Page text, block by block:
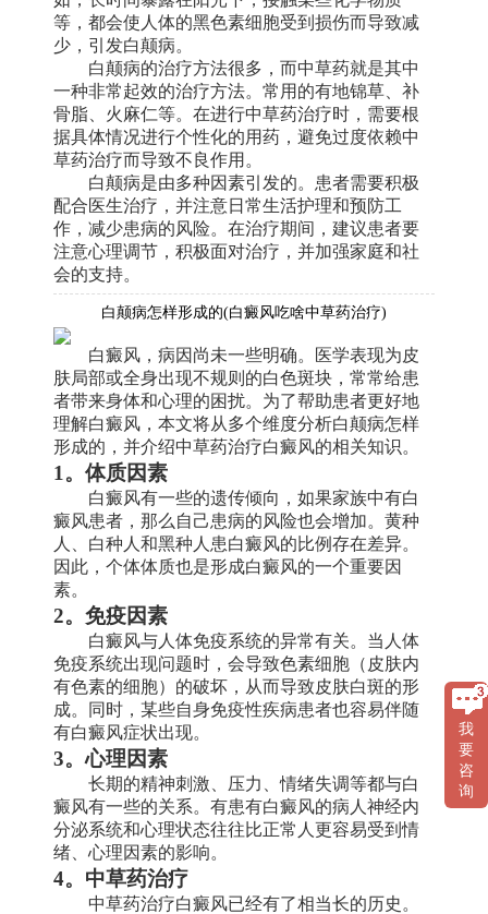
等，都会使人体的黑色素细胞受到损伤而导致减
少，引发白颠病。
白颠病的治疗方法很多，而中草药就是其中
一种非常起效的治疗方法。常用的有地锦草、补
骨脂、火麻仁等。在进行中草药治疗时，需要根
据具体情况进行个性化的用药，避免过度依赖中
草药治疗而导致不良作用。
白颠病是由多种因素引发的。患者需要积极
配合医生治疗，并注意日常生活护理和预防工
作，减少患病的风险。在治疗期间，建议患者要
注意心理调节，积极面对治疗，并加强家庭和社
会的支持。
白颠病怎样形成的(白癜风吃啥中草药治疗)
白癜风，病因尚未一些明确。医学表现为皮
肤局部或全身出现不规则的白色斑块，常常给患
者带来身体和心理的困扰。为了帮助患者更好地
理解白癜风，本文将从多个维度分析白颠病怎样
形成的，并介绍中草药治疗白癜风的相关知识。
1。体质因素
白癜风有一些的遗传倾向，如果家族中有白
癜风患者，那么自己患病的风险也会增加。黄种
人、白种人和黑种人患白癜风的比例存在差异。
因此，个体体质也是形成白癜风的一个重要因
素。
2。免疫因素
白癜风与人体免疫系统的异常有关。当人体
免疫系统出现问题时，会导致色素细胞（皮肤内
有色素的细胞）的破坏，从而导致皮肤白斑的形
成。同时，某些自身免疫性疾病患者也容易伴随
有白癜风症状出现。
3。心理因素
长期的精神刺激、压力、情绪失调等都与白
癜风有一些的关系。有患有白癜风的病人神经内
分泌系统和心理状态往往比正常人更容易受到情
绪、心理因素的影响。
4。中草药治疗
中草药治疗白癜风已经有了相当长的历史。
我
要
咨
询